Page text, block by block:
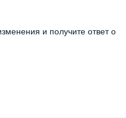
и получите ответ о